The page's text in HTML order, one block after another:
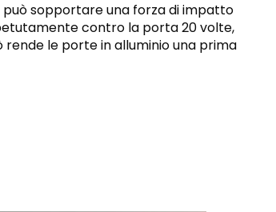
può sopportare una forza di impatto
contro la porta 20 volte,
le porte in alluminio una prima